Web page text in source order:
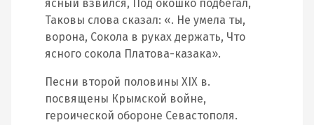
ясный взвился, Под окошко подбегал,
Таковы слова сказал: «. Не умела ты,
ворона, Сокола в руках держать, Что
ясного сокола Платова-казака».
Песни второй половины XIX в.
посвящены Крымской войне,
героической обороне Севастополя.